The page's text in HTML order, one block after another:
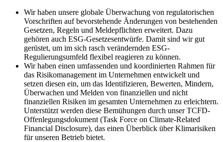
Wir haben unsere globale Überwachung von regulatorischen
Vorschriften auf bevorstehende Änderungen von bestehenden
Gesetzen, Regeln und Meldepflichten erweitert. Dazu
gehören auch ESG-Gesetzesentwürfe. Damit sind wir gut
gerüstet, um im sich rasch verändernden ESG-
Regulierungsumfeld flexibel reagieren zu können.
Wir haben einen umfassenden und koordinierten Rahmen für
das Risikomanagement im Unternehmen entwickelt und
setzen diesen ein, um das Identifizieren, Bewerten, Mindern,
Überwachen und Melden von finanziellen und nicht
finanziellen Risiken im gesamten Unternehmen zu erleichtern.
Unterstützt werden diese Bemühungen durch unser TCFD-
Offenlegungsdokument (Task Force on Climate-Related
Financial Disclosure), das einen Überblick über Klimarisiken
für unseren Betrieb bietet.